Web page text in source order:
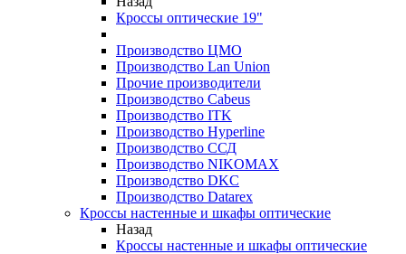
Кроссы оптические 19"
Производство ЦМО
Производство Lan Union
Прочие производители
Производство Cabeus
Производство ITK
Производство Hyperline
Производство ССД
Производство NIKOMAX
Производство DKC
Производство Datarex
Кроссы настенные и шкафы оптические
Назад
Кроссы настенные и шкафы оптические